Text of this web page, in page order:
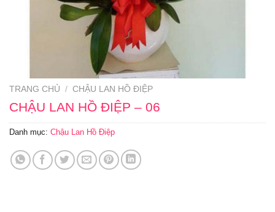
TRANG CHỦ / CHẬU LAN HỒ ĐIỆP
CHẬU LAN HỒ ĐIỆP – 06
Danh mục: Chậu Lan Hồ Điệp